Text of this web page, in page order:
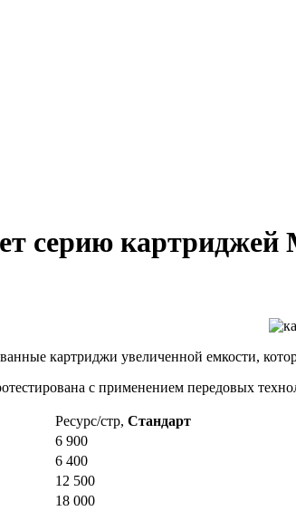
серию картриджей
картриджи увеличенной емкости,
с применением передовых
Ресурс/стр, Стандарт
6 900
6 400
12 500
18 000